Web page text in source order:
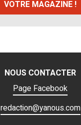
VOTRE MAGAZINE !
NOUS CONTACTER
Page Facebook
redaction@yanous.com